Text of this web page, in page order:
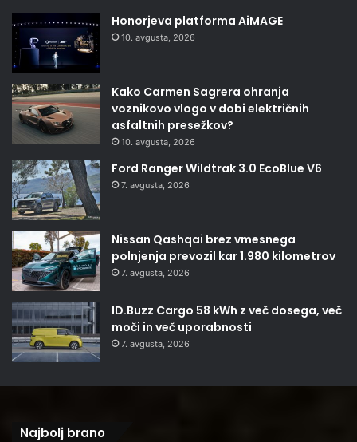
Honorjeva platforma AiMAGE
10. avgusta, 2026
Kako Carmen Sagrera ohranja
voznikovo vlogo v dobi električnih
asfaltnih presežkov?
10. avgusta, 2026
Ford Ranger Wildtrak 3.0 EcoBlue V6
7. avgusta, 2026
Nissan Qashqai brez vmesnega
polnjenja prevozil kar 1.980 kilometrov
7. avgusta, 2026
ID.Buzz Cargo 58 kWh z več dosega, več
moči in več uporabnosti
7. avgusta, 2026
Najbolj brano